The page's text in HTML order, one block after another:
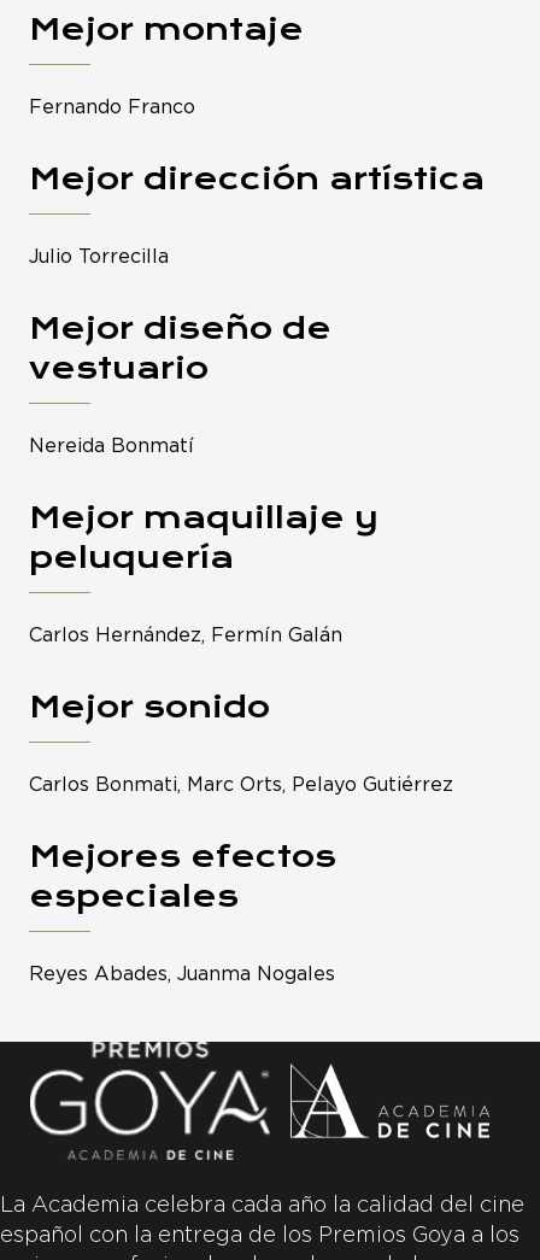
Mejor montaje
Fernando Franco
Mejor dirección artística
Julio Torrecilla
Mejor diseño de
vestuario
Nereida Bonmatí
Mejor maquillaje y
peluquería
Carlos Hernández, Fermín Galán
Mejor sonido
Carlos Bonmati, Marc Orts, Pelayo Gutiérrez
Mejores efectos
especiales
Reyes Abades, Juanma Nogales
La Academia celebra cada año la calidad del cine
español con la entrega de los Premios Goya a los